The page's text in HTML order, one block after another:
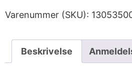
Varenummer (SKU):
Beskrivelse